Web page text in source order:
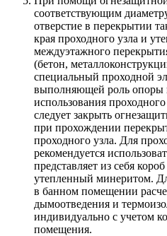
соответствующим
отверстие в перекрытии
края проходного узла и
междуэтажного
(бетон,
специальный проходной
выполняющей роль опоры
использования
следует закрыть
при прохождении
проходного узла. Для
рекомендуется
представляет из себя
утепленный минеритом.
в банном помещении
дымоотведения и
индивидуально с учетом
помещения.